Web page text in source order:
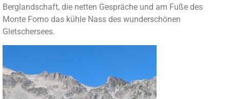
Berglandschaft, die netten Gespräche und am Fuße des
Monte Forno das kühle Nass des wunderschönen
Gletschersees.